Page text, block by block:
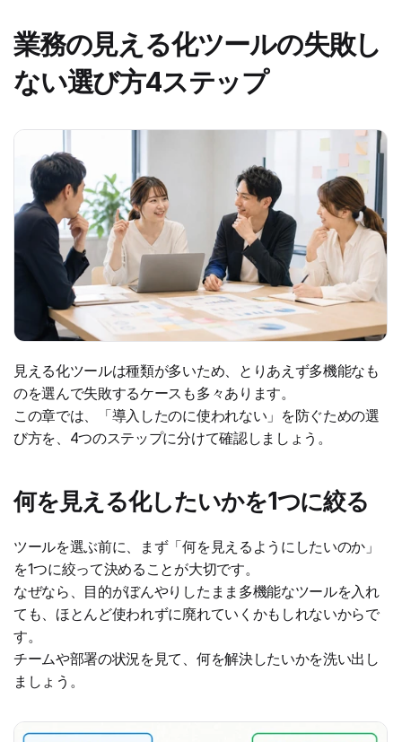
業務の見える化ツールの失敗し
ない選び方4ステップ
見える化ツールは種類が多いため、とりあえず多機能なも
のを選んで失敗するケースも多々あります。
この章では、「導入したのに使われない」を防ぐための選
び方を、4つのステップに分けて確認しましょう。
何を見える化したいかを1つに絞る
ツールを選ぶ前に、まず「何を見えるようにしたいのか」
を1つに絞って決めることが大切です。
なぜなら、目的がぼんやりしたまま多機能なツールを入れ
ても、ほとんど使われずに廃れていくかもしれないからで
す。
チームや部署の状況を見て、何を解決したいかを洗い出し
ましょう。